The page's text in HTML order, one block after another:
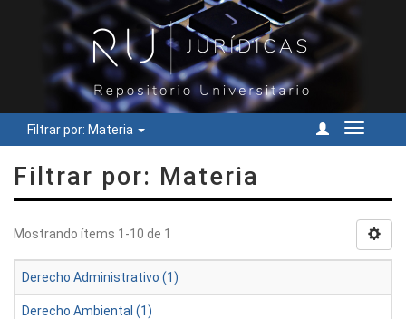
Filtrar por: Materia
Cambiar
Filtrar por: Materia
Mostrando ítems 1-10 de 1
Derecho Administrativo (1)
Derecho Ambiental (1)